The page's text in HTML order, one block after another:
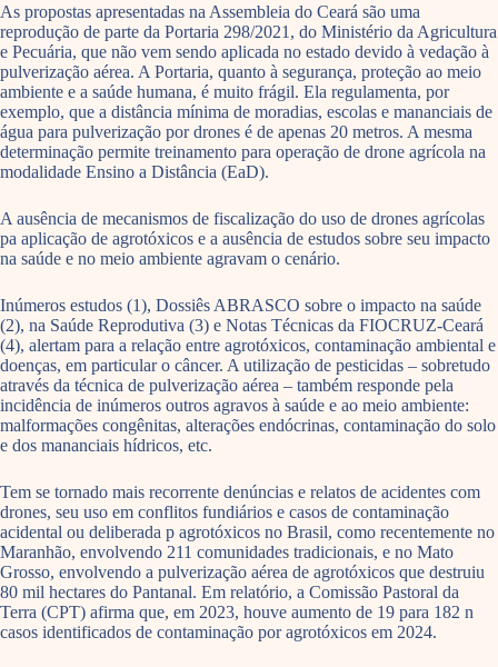
As propostas apresentadas na Assembleia do Ceará são uma
reprodução de parte da Portaria 298/2021, do Ministério da Agricultura
e Pecuária, que não vem sendo aplicada no estado devido à vedação à
pulverização aérea. A Portaria, quanto à segurança, proteção ao meio
ambiente e a saúde humana, é muito frágil. Ela regulamenta, por
exemplo, que a distância mínima de moradias, escolas e mananciais de
água para pulverização por drones é de apenas 20 metros. A mesma
determinação permite treinamento para operação de drone agrícola na
modalidade Ensino a Distância (EaD).
A ausência de mecanismos de fiscalização do uso de drones agrícolas
pa aplicação de agrotóxicos e a ausência de estudos sobre seu impacto
na saúde e no meio ambiente agravam o cenário.
Inúmeros estudos (1), Dossiês ABRASCO sobre o impacto na saúde
(2), na Saúde Reprodutiva (3) e Notas Técnicas da FIOCRUZ-Ceará
(4), alertam para a relação entre agrotóxicos, contaminação ambiental e
doenças, em particular o câncer. A utilização de pesticidas – sobretudo
através da técnica de pulverização aérea – também responde pela
incidência de inúmeros outros agravos à saúde e ao meio ambiente:
malformações congênitas, alterações endócrinas, contaminação do solo
e dos mananciais hídricos, etc.
Tem se tornado mais recorrente denúncias e relatos de acidentes com
drones, seu uso em conflitos fundiários e casos de contaminação
acidental ou deliberada p agrotóxicos no Brasil, como recentemente no
Maranhão, envolvendo 211 comunidades tradicionais, e no Mato
Grosso, envolvendo a pulverização aérea de agrotóxicos que destruiu
80 mil hectares do Pantanal. Em relatório, a Comissão Pastoral da
Terra (CPT) afirma que, em 2023, houve aumento de 19 para 182 n
casos identificados de contaminação por agrotóxicos em 2024.